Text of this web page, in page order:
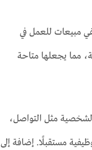
مبيعات للعمل في
مما يجعلها متاحة
مثل التواصل،
مستقبلًا. إضافة إلى